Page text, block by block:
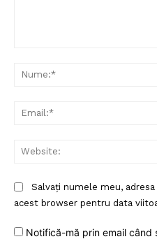
Salvați numele meu,
acest browser pentru data
Notifică-mă prin email când